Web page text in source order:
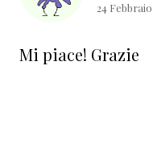
24 Febbraio
Mi piace! Grazie